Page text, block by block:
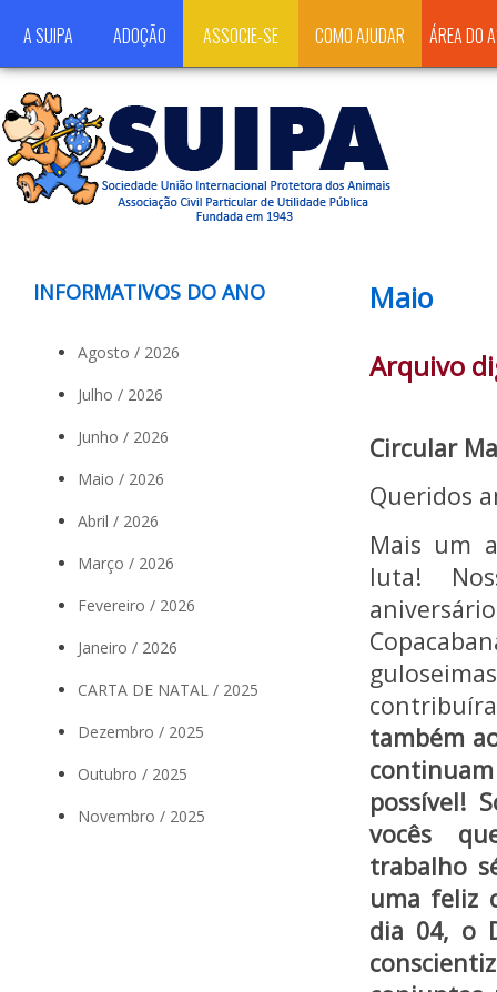
A SUIPA ADOÇÃO ASSOCIE-SE COMO AJUDAR ÁREA DO
INFORMATIVOS DO ANO
Agosto / 2026
Julho / 2026
Junho / 2026
Maio / 2026
Abril / 2026
Março / 2026
Fevereiro / 2026
Janeiro / 2026
CARTA DE NATAL / 2025
Dezembro / 2025
Outubro / 2025
Novembro / 2025
Maio
Arquivo
Circular
Queridos
Mais um
luta!
também
possível!
vocês
trabalho
uma feliz
dia 04, o